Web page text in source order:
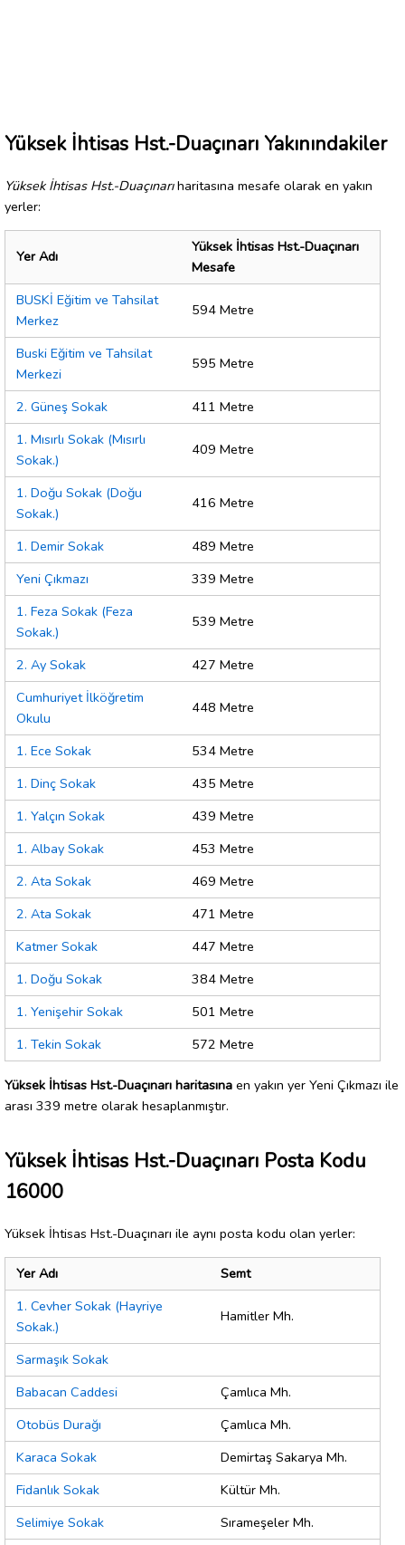
Yüksek İhtisas Hst.-Duaçınarı Yakınındakiler
Yüksek İhtisas Hst.-Duaçınarıharitasına mesafe olarak en yakın
yerler:
Yer Adı
Yüksek İhtisas Hst.-Duaçınarı
Mesafe
BUSKİ Eğitim ve Tahsilat
Merkez
594 Metre
Buski Eğitim ve Tahsilat
Merkezi
595 Metre
2. Güneş Sokak
411 Metre
1. Mısırlı Sokak (Mısırlı
Sokak.)
409 Metre
1. Doğu Sokak (Doğu
Sokak.)
416 Metre
1. Demir Sokak
489 Metre
Yeni Çıkmazı
339 Metre
1. Feza Sokak (Feza
Sokak.)
539 Metre
2. Ay Sokak
427 Metre
Cumhuriyet İlköğretim
Okulu
448 Metre
1. Ece Sokak
534 Metre
1. Dinç Sokak
435 Metre
1. Yalçın Sokak
439 Metre
1. Albay Sokak
453 Metre
2. Ata Sokak
469 Metre
2. Ata Sokak
471 Metre
Katmer Sokak
447 Metre
1. Doğu Sokak
384 Metre
1. Yenişehir Sokak
501 Metre
1. Tekin Sokak
572 Metre
Yüksek İhtisas Hst.-Duaçınarı haritasına en yakın yer Yeni Çıkmazı ile
arası 339 metre olarak hesaplanmıştır.
Yüksek İhtisas Hst.-Duaçınarı Posta Kodu
16000
Yüksek İhtisas Hst.-Duaçınarı ile aynı posta kodu olan yerler:
Yer Adı
Semt
1. Cevher Sokak (Hayriye
Sokak.)
Hamitler Mh.
Sarmaşık Sokak
Babacan Caddesi
Çamlıca Mh.
Otobüs Durağı
Çamlıca Mh.
Karaca Sokak
Demirtaş Sakarya Mh.
Fidanlık Sokak
Kültür Mh.
Selimiye Sokak
Sırameşeler Mh.